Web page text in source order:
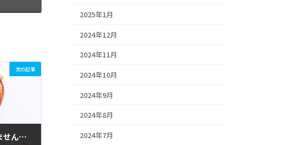
次の記事
アーモンドで歯が欠けたことありませんか？
2025年1月
2024年12月
2024年11月
2024年10月
2024年9月
2024年8月
2024年7月